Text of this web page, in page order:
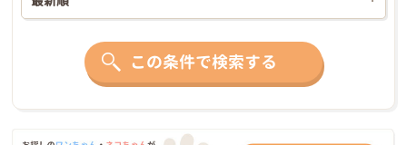
この条件で検索する